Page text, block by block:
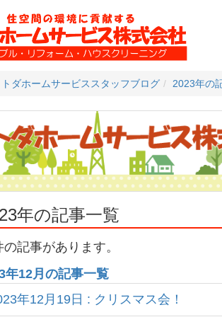
トダホームサービススタッフブログ 2023年の
年の記事一覧
の記事があります。
年12月の記事一覧
年12月19日 : クリスマス会！